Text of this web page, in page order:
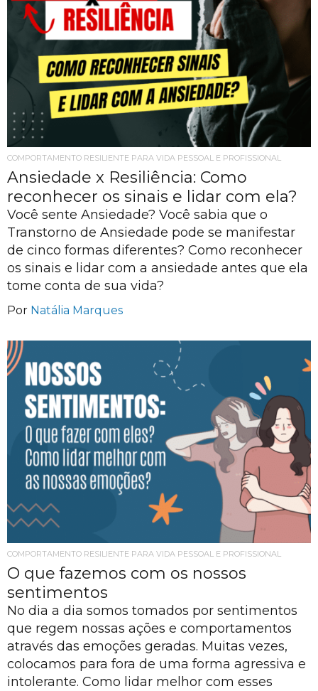
COMPORTAMENTO RESILIENTE PARA VIDA PESSOAL E PROFISSIONAL
Ansiedade x Resiliência: Como
reconhecer os sinais e lidar com ela?
Você sente Ansiedade? Você sabia que o
Transtorno de Ansiedade pode se manifestar
de cinco formas diferentes? Como reconhecer
os sinais e lidar com a ansiedade antes que ela
tome conta de sua vida?
Por Natália Marques
COMPORTAMENTO RESILIENTE PARA VIDA PESSOAL E PROFISSIONAL
O que fazemos com os nossos
sentimentos
No dia a dia somos tomados por sentimentos
que regem nossas ações e comportamentos
através das emoções geradas. Muitas vezes,
colocamos para fora de uma forma agressiva e
intolerante. Como lidar melhor com esses